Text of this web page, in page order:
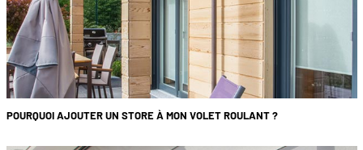
POURQUOI AJOUTER UN STORE À MON VOLET ROULANT ?